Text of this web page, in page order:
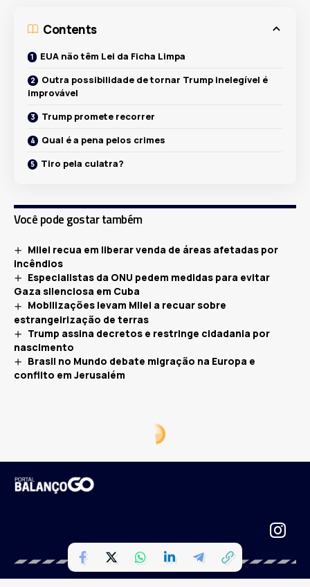
Contents
EUA não têm Lei da Ficha Limpa
Outra possibilidade de tornar Trump inelegível é
improvável
Trump promete recorrer
Qual é a pena pelos crimes
Tiro pela culatra?
Você pode gostar também
Milei recua em liberar venda de áreas afetadas por
incêndios
Especialistas da ONU pedem medidas para evitar
Gaza silenciosa em Cuba
Mobilizações levam Milei a recuar sobre
estrangeirização de terras
Trump assina decretos e restringe cidadania por
nascimento
Brasil no Mundo debate migração na Europa e
conflito em Jerusalém